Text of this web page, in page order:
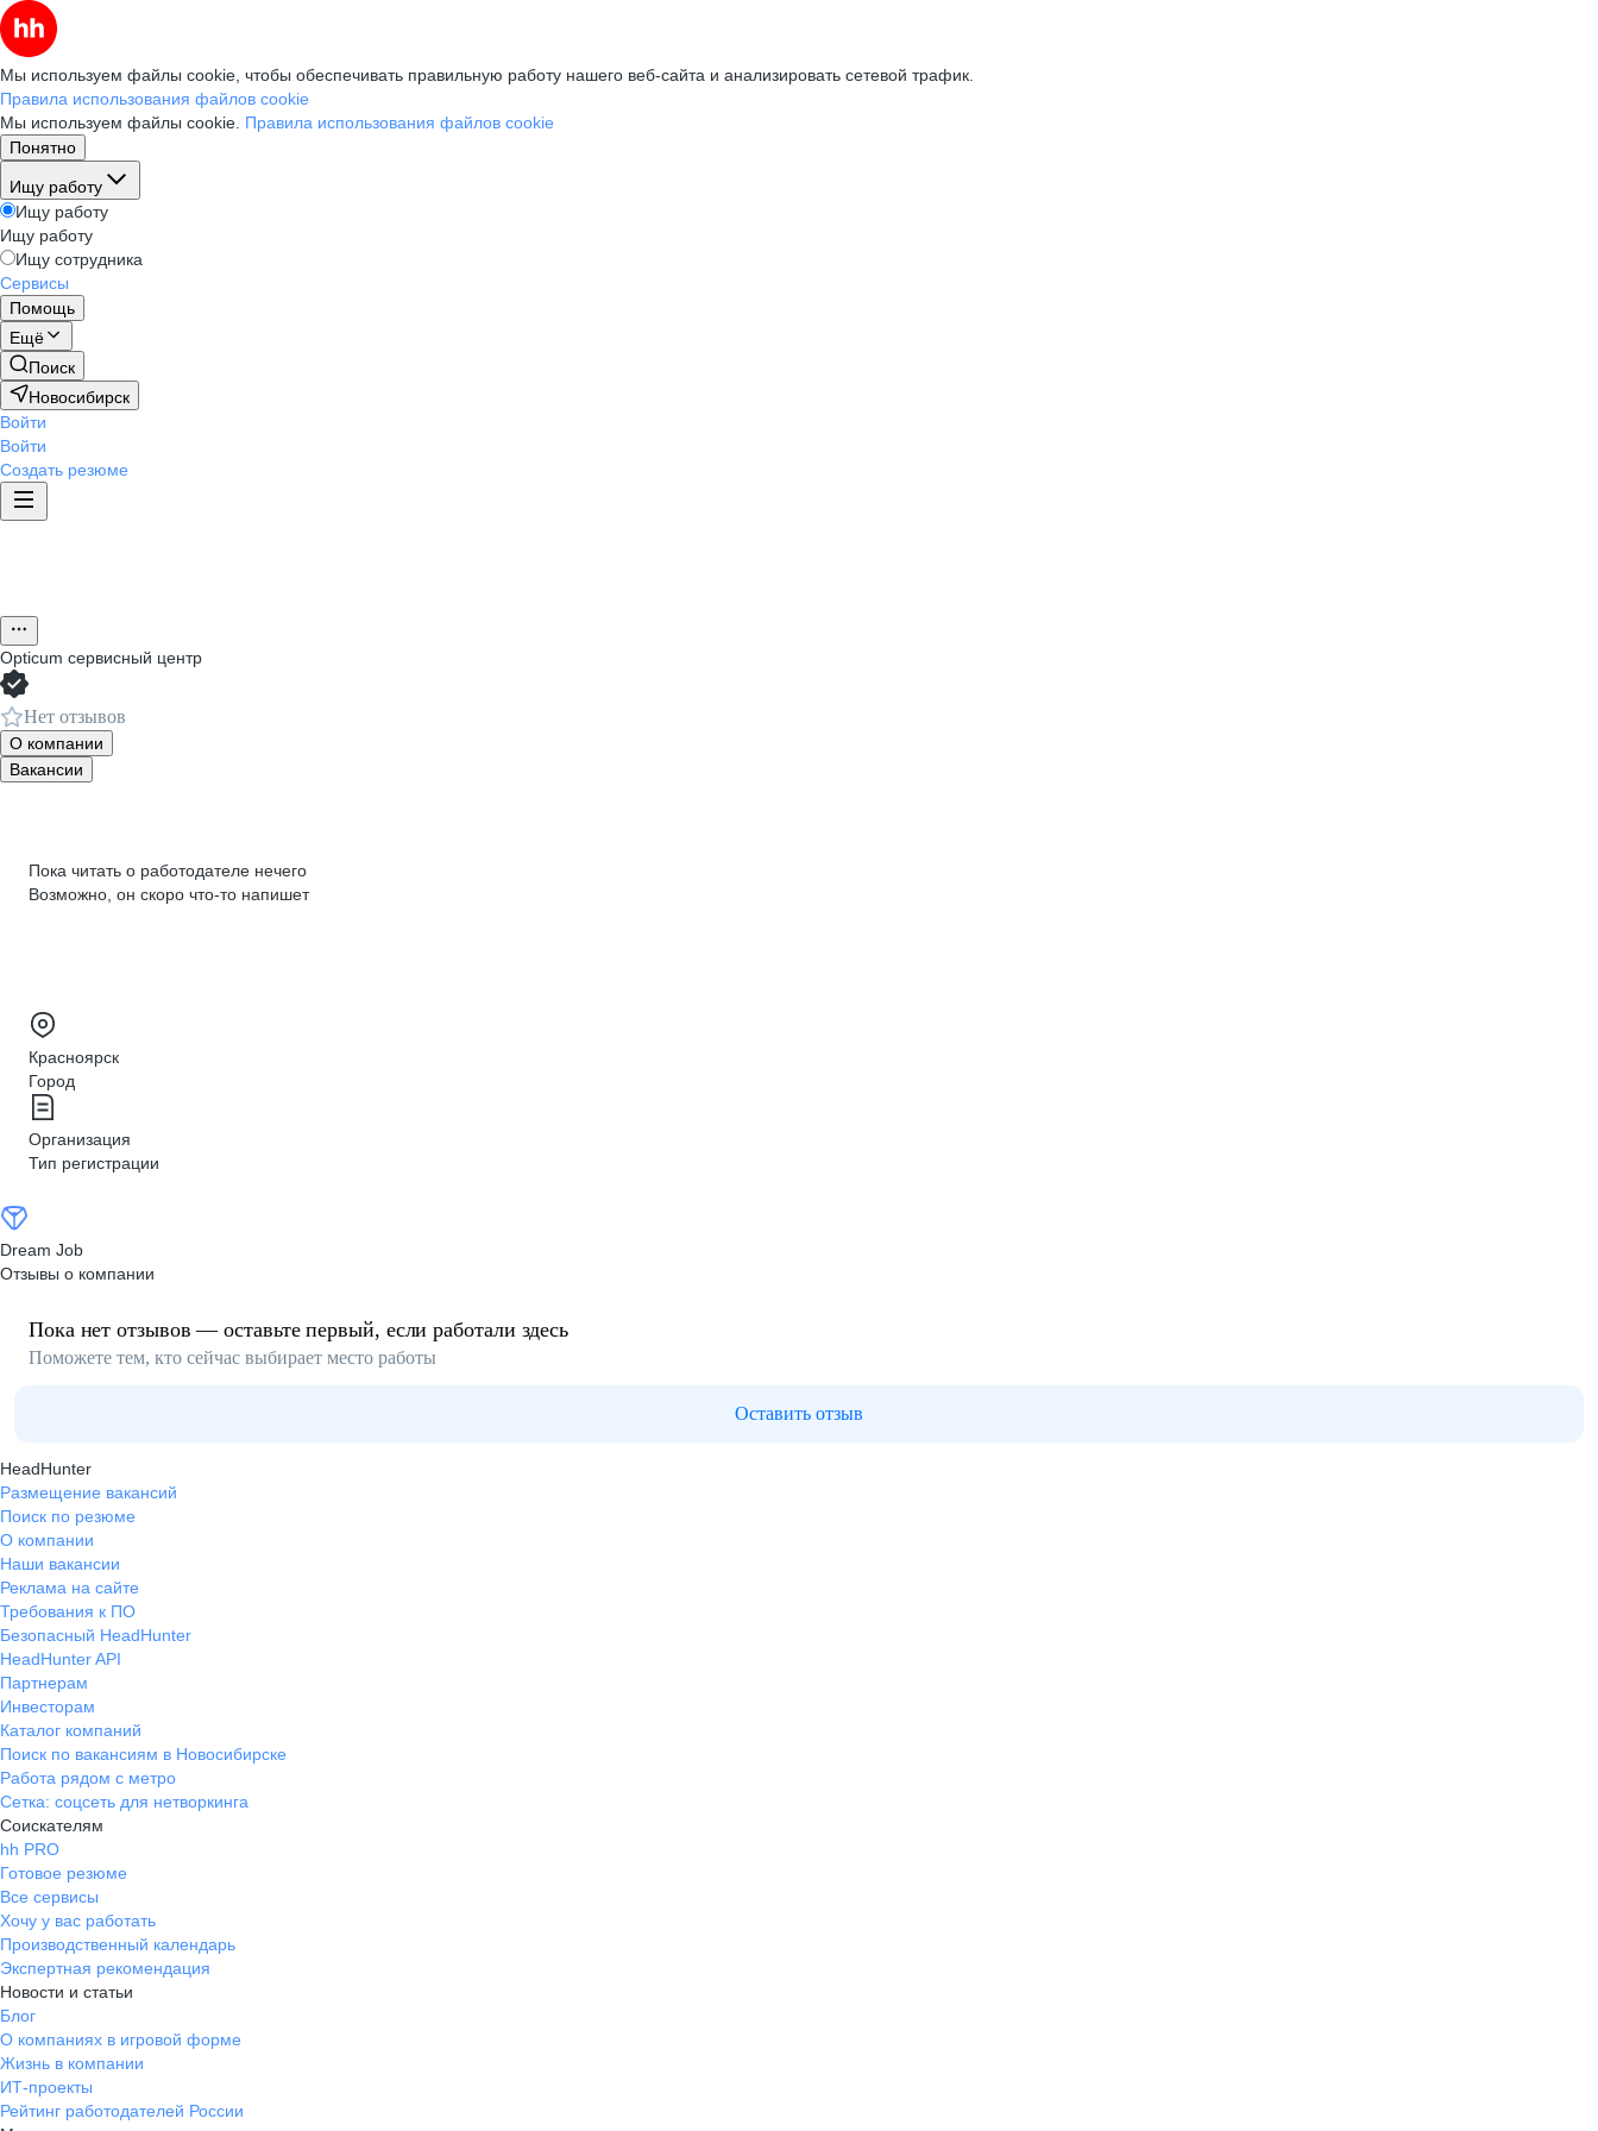
Мы используем файлы cookie, чтобы обеспечивать правильную работу нашего веб-сайта и анализировать сетевой трафик.
Правила использования файлов cookie
Мы используем файлы cookie. Правила использования файлов cookie
Понятно
Ищу работу
Ищу работу
Ищу работу
Ищу сотрудника
Сервисы
Помощь
Ещё
Поиск
Новосибирск
Войти
Войти
Создать резюме
Opticum сервисный центр
Нет отзывов
О компании
Вакансии
Пока читать о работодателе нечего
Возможно, он скоро что‑то напишет
Красноярск
Город
Организация
Тип регистрации
Dream Job
Отзывы о компании
Пока нет отзывов — оставьте первый, если работали здесь
Поможете тем, кто сейчас выбирает место работы
Оставить отзыв
HeadHunter
Размещение вакансий
Поиск по резюме
О компании
Наши вакансии
Реклама на сайте
Требования к ПО
Безопасный HeadHunter
HeadHunter API
Партнерам
Инвесторам
Каталог компаний
Поиск по вакансиям в Новосибирске
Работа рядом с метро
Сетка: соцсеть для нетворкинга
Соискателям
hh PRO
Готовое резюме
Все сервисы
Хочу у вас работать
Производственный календарь
Экспертная рекомендация
Новости и статьи
Блог
О компаниях в игровой форме
Жизнь в компании
ИТ-проекты
Рейтинг работодателей России